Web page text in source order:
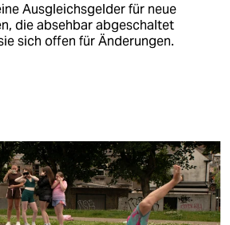
Ausgleichsgelder für neue
die absehbar abgeschaltet
sich offen für Änderungen.